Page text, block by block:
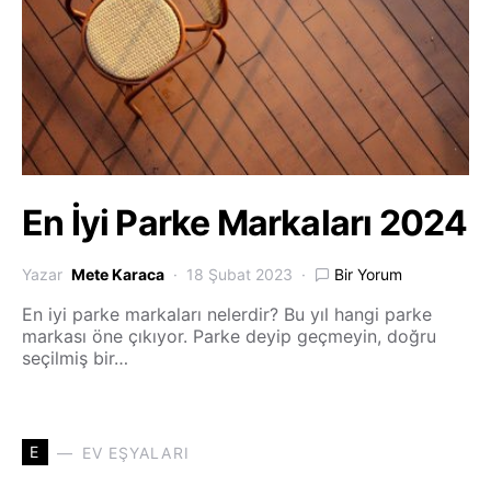
En İyi Parke Markaları 2024
Yazar Mete Karaca 18 Şubat 2023 Bir Yorum
En iyi parke markaları nelerdir? Bu yıl hangi parke
markası öne çıkıyor. Parke deyip geçmeyin, doğru
seçilmiş bir…
E EV EŞYALARI